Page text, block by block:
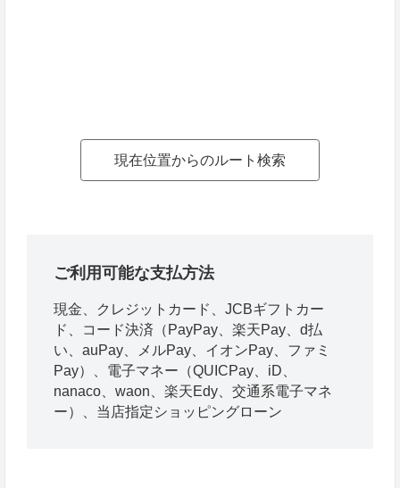
現在位置からのルート検索
ご利用可能な支払方法
現金、クレジットカード、JCBギフトカー
ド、コード決済（PayPay、楽天Pay、d払
い、auPay、メルPay、イオンPay、ファミ
Pay）、電子マネー（QUICPay、iD、
nanaco、waon、楽天Edy、交通系電子マネ
ー）、当店指定ショッピングローン